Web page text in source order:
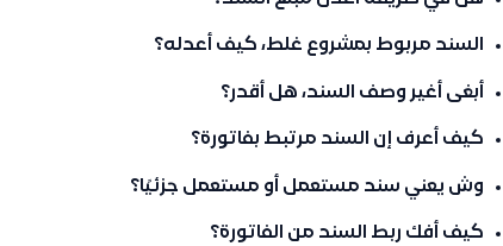
السند مربوط بمشروع غلط، كيف أعدله؟
أبغى أغير وصف السند، هل أقدر؟
كيف أعرف إن السند مرتبط بفاتورة؟
وش يعني سند مستعمل أو مستعمل جزئيًا؟
كيف أفك ربط السند من الفاتورة؟